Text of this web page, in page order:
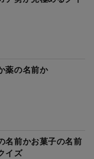
薬の名前か
名前かお菓子の名前
イズ